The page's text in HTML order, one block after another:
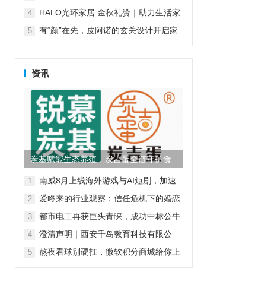
4
HALO光环家居 金秋礼赞｜助力生活家
5
有“颜”在先，皮阿诺的玄关设计开启家
资讯
炭基赋能生态养殖，炭吉蛋全链守护食
品安全
1
南威8月上线海外游戏与AI短剧，加速
2
爱咚来的行业观察：信任危机下的婚恋
3
都市电工再获巨头青睐，成功中标公牛
售后安装维保项目
4
澄清声明｜西安千岛教育科技有限公
服务
5
熬夜看球别硬扛，微软积分商城给你上